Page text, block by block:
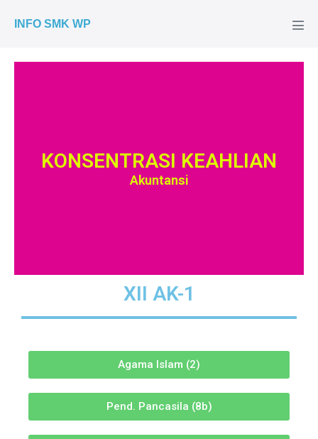
INFO SMK WP
KONSENTRASI KEAHLIAN
Akuntansi
XII AK-1
Agama Islam (2)
Pend. Pancasila (8b)